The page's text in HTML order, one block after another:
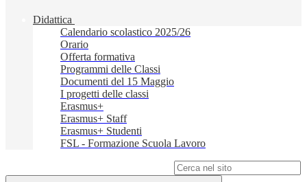
Didattica
Calendario scolastico 2025/26
Orario
Offerta formativa
Programmi delle Classi
Documenti del 15 Maggio
I progetti delle classi
Erasmus+
Erasmus+ Staff
Erasmus+ Studenti
FSL - Formazione Scuola Lavoro